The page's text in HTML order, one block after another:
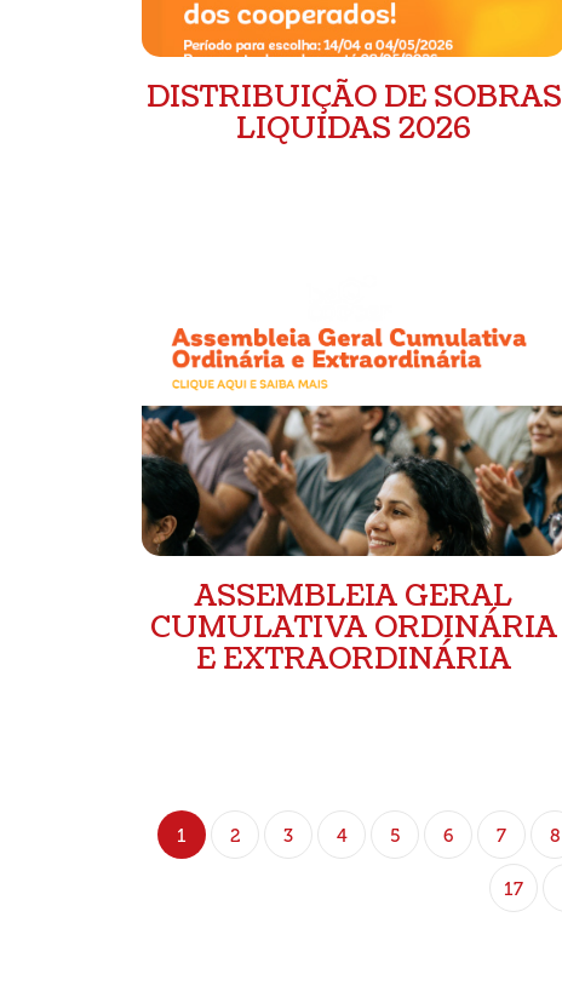
DISTRIBUIÇÃO DE SOBRAS
LIQUIDAS 2026
ASSEMBLEIA GERAL
CUMULATIVA ORDINÁRIA
E EXTRAORDINÁRIA
1 2 3 4 5 6 7 8
17